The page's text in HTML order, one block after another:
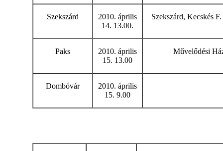
Szekszárd
2010. április
14. 13.00.
Szekszárd, Kecskés
Paks
2010. április
15. 13.00
Művelődési
Dombóvár
2010. április
15. 9.00